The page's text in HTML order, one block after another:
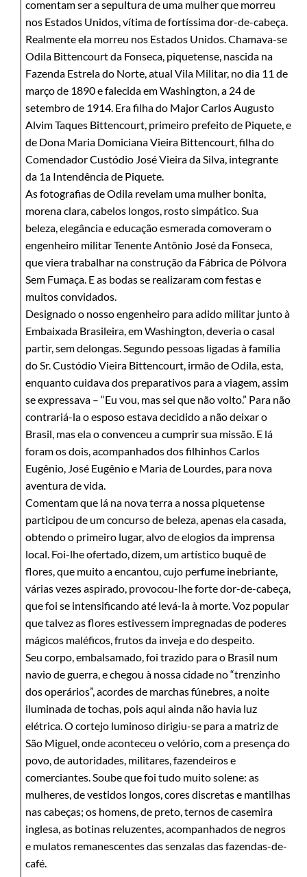
comentam ser a sepultura de uma mulher que morreu
nos Estados Unidos, vítima de fortíssima dor-de-cabeça.
Realmente ela morreu nos Estados Unidos. Chamava-se
Odila Bittencourt da Fonseca, piquetense, nascida na
Fazenda Estrela do Norte, atual Vila Militar, no dia 11 de
março de 1890 e falecida em Washington, a 24 de
setembro de 1914. Era filha do Major Carlos Augusto
Alvim Taques Bittencourt, primeiro prefeito de Piquete, e
de Dona Maria Domiciana Vieira Bittencourt, filha do
Comendador Custódio José Vieira da Silva, integrante
da 1a Intendência de Piquete.
As fotografias de Odila revelam uma mulher bonita,
morena clara, cabelos longos, rosto simpático. Sua
beleza, elegância e educação esmerada comoveram o
engenheiro militar Tenente Antônio José da Fonseca,
que viera trabalhar na construção da Fábrica de Pólvora
Sem Fumaça. E as bodas se realizaram com festas e
muitos convidados.
Designado o nosso engenheiro para adido militar junto à
Embaixada Brasileira, em Washington, deveria o casal
partir, sem delongas. Segundo pessoas ligadas à família
do Sr. Custódio Vieira Bittencourt, irmão de Odila, esta,
enquanto cuidava dos preparativos para a viagem, assim
se expressava – “Eu vou, mas sei que não volto.” Para não
contrariá-la o esposo estava decidido a não deixar o
Brasil, mas ela o convenceu a cumprir sua missão. E lá
foram os dois, acompanhados dos filhinhos Carlos
Eugênio, José Eugênio e Maria de Lourdes, para nova
aventura de vida.
Comentam que lá na nova terra a nossa piquetense
participou de um concurso de beleza, apenas ela casada,
obtendo o primeiro lugar, alvo de elogios da imprensa
local. Foi-lhe ofertado, dizem, um artístico buquê de
flores, que muito a encantou, cujo perfume inebriante,
várias vezes aspirado, provocou-lhe forte dor-de-cabeça,
que foi se intensificando até levá-la à morte. Voz popular
que talvez as flores estivessem impregnadas de poderes
mágicos maléficos, frutos da inveja e do despeito.
Seu corpo, embalsamado, foi trazido para o Brasil num
navio de guerra, e chegou à nossa cidade no “trenzinho
dos operários”, acordes de marchas fúnebres, a noite
iluminada de tochas, pois aqui ainda não havia luz
elétrica. O cortejo luminoso dirigiu-se para a matriz de
São Miguel, onde aconteceu o velório, com a presença do
povo, de autoridades, militares, fazendeiros e
comerciantes. Soube que foi tudo muito solene: as
mulheres, de vestidos longos, cores discretas e mantilhas
nas cabeças; os homens, de preto, ternos de casemira
inglesa, as botinas reluzentes, acompanhados de negros
e mulatos remanescentes das senzalas das fazendas-de-
café.